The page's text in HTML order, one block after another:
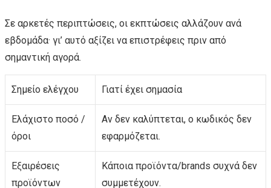
Σε αρκετές περιπτώσεις, οι εκπτώσεις αλλάζουν ανά
εβδομάδα· γι’ αυτό αξίζει να επιστρέφεις πριν από
σημαντική αγορά.
Σημείο ελέγχου Γιατί έχει σημασία
Ελάχιστο ποσό /
όροι
Αν δεν καλύπτεται, ο κωδικός δεν
εφαρμόζεται.
Εξαιρέσεις
προϊόντων
Κάποια προϊόντα/brands συχνά δεν
συμμετέχουν.